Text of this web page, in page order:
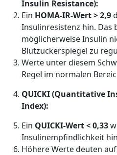
Insulin Resistance):
Ein HOMA-IR-Wert > 2,9
Insulinresistenz hin. Das
möglicherweise Insulin
Blutzuckerspiegel zu
Werte unter diesem
Regel im normalen
QUICKI (Quantitative
Index):
Ein QUICKI-Wert < 0,33
Insulinempfindlichkeit
Höhere Werte deuten